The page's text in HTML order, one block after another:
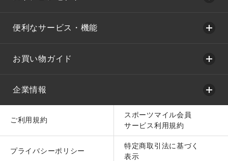
便利なサービス・機能
お買い物ガイド
企業情報
ご利用規約
スポーツマイル会員
サービス利用規約
プライバシーポリシー
特定商取引法に基づく
表示